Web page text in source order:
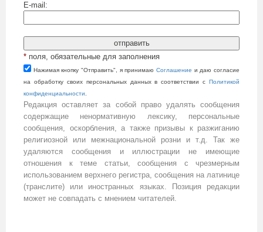
E-mail:
* поля, обязательные для заполнения
Нажимая кнопку "Отправить", я принимаю Cоглашение и даю согласие
на обработку своих персональных данных в соответствии с Политикой
конфиденциальности.
Редакция оставляет за собой право удалять сообщения
содержащие ненормативную лексику, персональные
сообщения, оскорбления, а также призывы к разжиганию
религиозной или межнациональной розни и т.д. Так же
удаляются сообщения и иллюстрации не имеющие
отношения к теме статьи, сообщения с чрезмерным
использованием верхнего регистра, сообщения на латинице
(транслите) или иностранных языках. Позиция редакции
может не совпадать с мнением читателей.